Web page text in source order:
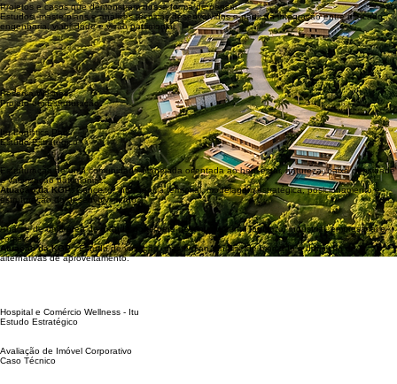
Conhecer a metodologia completa
EXPERIÊNCIA APLICADA
Projetos e casos que demonstram nossa forma de pensar.
Estudos, masterplans e análises técnicas desenvolvidos a partir da integração entre mercado,
engenharia, viabilidade e visão patrimonial.
Reserva Wellness
Projeto em Estruturação
Itu Logistics Park
Estudo Estratégico
Estruturação de uma comunidade planejada orientada ao bem-estar, natureza, baixa densidade
e valorização patrimonial.
Atuação da KGP:Conceito, inteligência territorial, modelagem estratégica, posicionamento e
estruturação do desenvolvimento.
Análise de uma área de grande porte para desenvolvimento logístico, industrial, empresarial e
comercial.